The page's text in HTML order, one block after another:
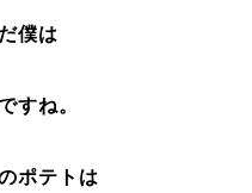
僕は
すね。
ポテトは